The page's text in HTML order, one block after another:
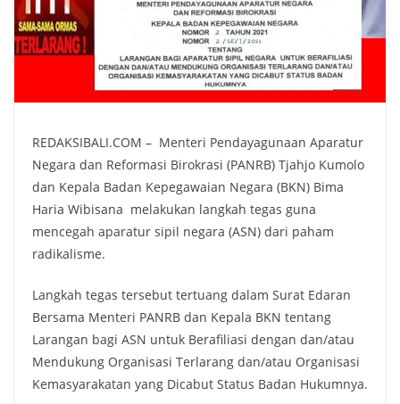
REDAKSIBALI.COM – Menteri Pendayagunaan Aparatur
Negara dan Reformasi Birokrasi (PANRB) Tjahjo Kumolo
dan Kepala Badan Kepegawaian Negara (BKN) Bima
Haria Wibisana melakukan langkah tegas guna
mencegah aparatur sipil negara (ASN) dari paham
radikalisme.
Langkah tegas tersebut tertuang dalam Surat Edaran
Bersama Menteri PANRB dan Kepala BKN tentang
Larangan bagi ASN untuk Berafiliasi dengan dan/atau
Mendukung Organisasi Terlarang dan/atau Organisasi
Kemasyarakatan yang Dicabut Status Badan Hukumnya.